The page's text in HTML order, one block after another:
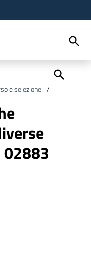
e selezione /
02883